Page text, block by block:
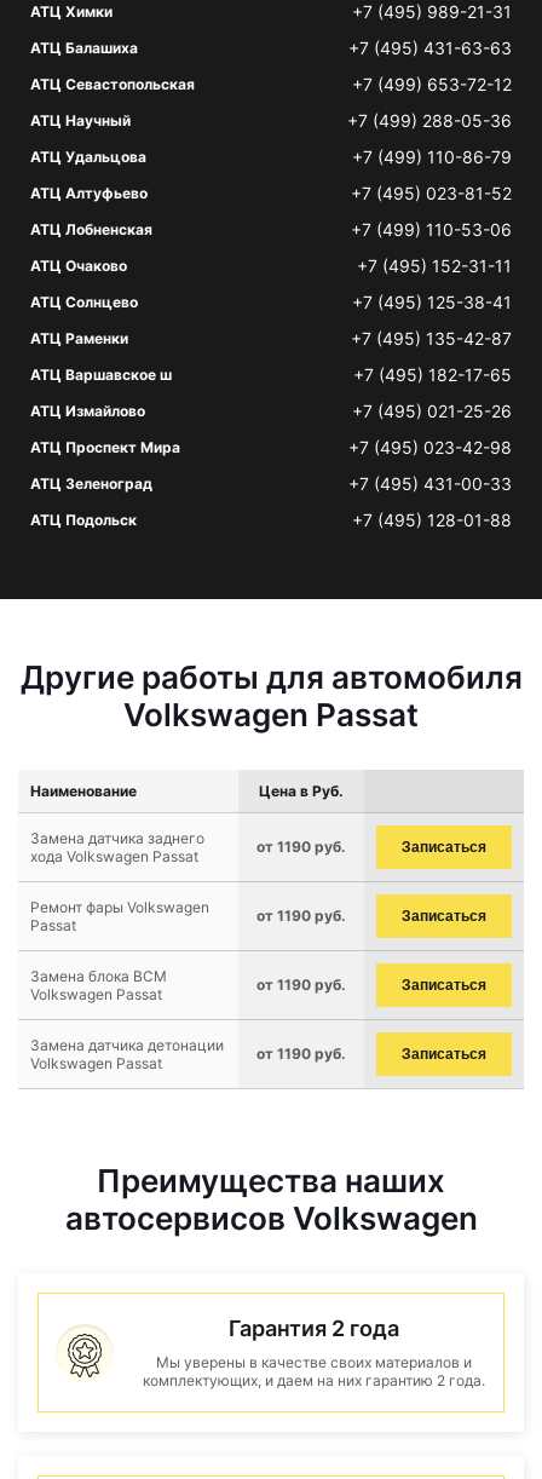
АТЦ Химки +7 (495) 989-21-31
АТЦ Балашиха +7 (495) 431-63-63
АТЦ Севастопольская +7 (499) 653-72-12
АТЦ Научный +7 (499) 288-05-36
АТЦ Удальцова +7 (499) 110-86-79
АТЦ Алтуфьево +7 (495) 023-81-52
АТЦ Лобненская +7 (499) 110-53-06
АТЦ Очаково +7 (495) 152-31-11
АТЦ Солнцево +7 (495) 125-38-41
АТЦ Раменки +7 (495) 135-42-87
АТЦ Варшавское ш +7 (495) 182-17-65
АТЦ Измайлово +7 (495) 021-25-26
АТЦ Проспект Мира +7 (495) 023-42-98
АТЦ Зеленоград +7 (495) 431-00-33
АТЦ Подольск +7 (495) 128-01-88
Другие работы для автомобиля
Volkswagen Passat
Наименование Цена в Руб.
Замена датчика заднего
хода Volkswagen Passat
от 1190 руб. Записаться
Ремонт фары Volkswagen
Passat
от 1190 руб. Записаться
Замена блока BCM
Volkswagen Passat
от 1190 руб. Записаться
Замена датчика детонации
Volkswagen Passat
от 1190 руб. Записаться
Преимущества наших
автосервисов Volkswagen
Гарантия 2 года
Мы уверены в качестве своих материалов и
комплектующих, и даем на них гарантию 2 года.